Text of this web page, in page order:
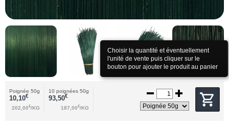
Poignée 50g
10,10€
202,00€/KG
10 poignées 50g
93,50€
187,00€/KG
Choisir la quantité et éventuellement
l'unité de vente puis cliquer sur le
bouton pour ajouter le produit au panier